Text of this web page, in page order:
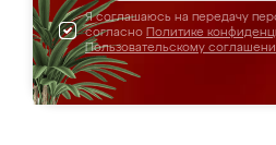
Я соглашаюсь на передачу
согласно Политике
Пользовательскому